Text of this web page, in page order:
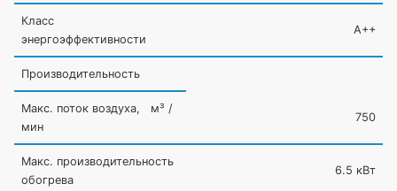
Класс
энергоэффективности
A++
Производительность
Макс. поток воздуха, м³ /
мин
750
Макс. производительность
обогрева
6.5 кВт